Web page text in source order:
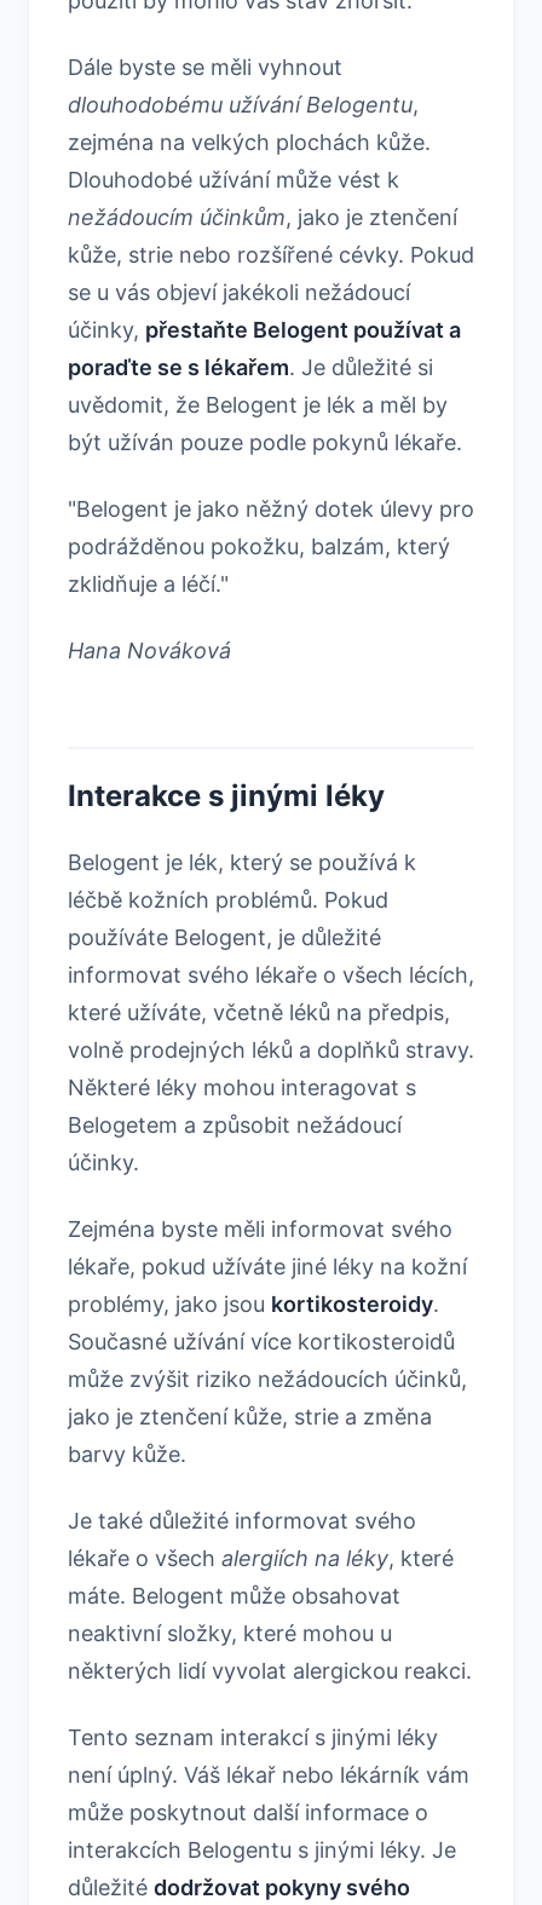
Dále byste se měli vyhnout
dlouhodobému užívání Belogentu,
zejména na velkých plochách kůže.
Dlouhodobé užívání může vést k
nežádoucím účinkům, jako je ztenčení
kůže, strie nebo rozšířené cévky. Pokud
se u vás objeví jakékoli nežádoucí
účinky, přestaňte Belogent používat a
poraďte se s lékařem. Je důležité si
uvědomit, že Belogent je lék a měl by
být užíván pouze podle pokynů lékaře.
"Belogent je jako něžný dotek úlevy pro
podrážděnou pokožku, balzám, který
zklidňuje a léčí."
Hana Nováková
Interakce s jinými léky
Belogent je lék, který se používá k
léčbě kožních problémů. Pokud
používáte Belogent, je důležité
informovat svého lékaře o všech lécích,
které užíváte, včetně léků na předpis,
volně prodejných léků a doplňků stravy.
Některé léky mohou interagovat s
Belogetem a způsobit nežádoucí
účinky.
Zejména byste měli informovat svého
lékaře, pokud užíváte jiné léky na kožní
problémy, jako jsou kortikosteroidy.
Současné užívání více kortikosteroidů
může zvýšit riziko nežádoucích účinků,
jako je ztenčení kůže, strie a změna
barvy kůže.
Je také důležité informovat svého
lékaře o všech alergiích na léky, které
máte. Belogent může obsahovat
neaktivní složky, které mohou u
některých lidí vyvolat alergickou reakci.
Tento seznam interakcí s jinými léky
není úplný. Váš lékař nebo lékárník vám
může poskytnout další informace o
interakcích Belogentu s jinými léky. Je
důležité dodržovat pokyny svého